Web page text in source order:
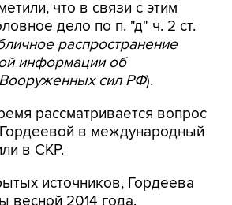
распространение
информации об
сил РФ).
рассматривается вопрос
в СКР.
источников, Гордеева